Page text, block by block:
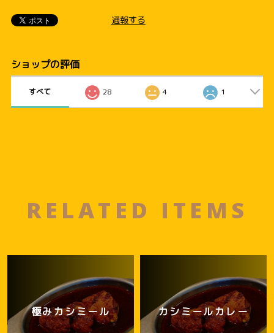
通報する
ショップの評価
すべて 28 4 1
RELATED ITEMS
極みカシミール カシミールカレー